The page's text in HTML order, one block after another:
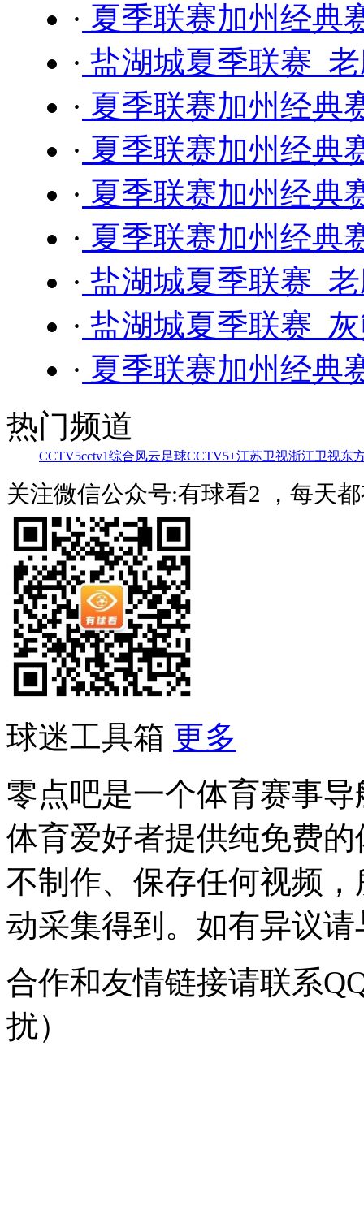
· 夏季联赛加州经典
· 盐湖城夏季联赛
· 夏季联赛加州经典
· 夏季联赛加州经典
· 夏季联赛加州经典
· 夏季联赛加州经典
· 盐湖城夏季联赛
· 盐湖城夏季联赛
· 夏季联赛加州经典
热门频道
CCTV5cctv1综合风云足球CCTV5+江苏卫视浙江卫视东
关注微信公众号:有球看2 ，每天
球迷工具箱 更多
零点吧是一个体育赛事
体育爱好者提供纯免费
不制作、保存任何视频
动采集得到。如有异议
合作和友情链接请联系
扰）